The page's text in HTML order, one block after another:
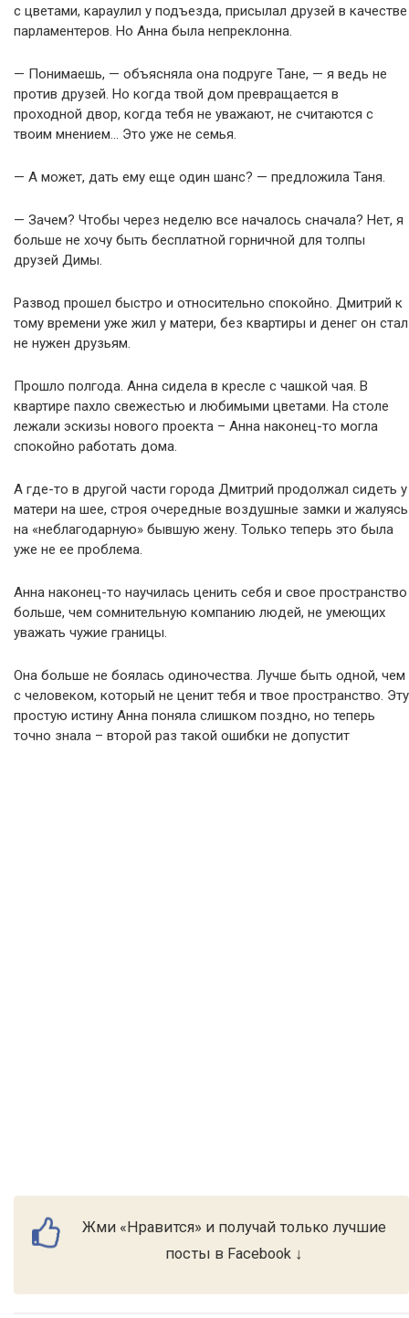
с цветами, караулил у подъезда, присылал друзей в качестве
парламентеров. Но Анна была непреклонна.
— Понимаешь, — объясняла она подруге Тане, — я ведь не
против друзей. Но когда твой дом превращается в
проходной двор, когда тебя не уважают, не считаются с
твоим мнением… Это уже не семья.
— А может, дать ему еще один шанс? — предложила Таня.
— Зачем? Чтобы через неделю все началось сначала? Нет, я
больше не хочу быть бесплатной горничной для толпы
друзей Димы.
Развод прошел быстро и относительно спокойно. Дмитрий к
тому времени уже жил у матери, без квартиры и денег он стал
не нужен друзьям.
Прошло полгода. Анна сидела в кресле с чашкой чая. В
квартире пахло свежестью и любимыми цветами. На столе
лежали эскизы нового проекта – Анна наконец-то могла
спокойно работать дома.
А где-то в другой части города Дмитрий продолжал сидеть у
матери на шее, строя очередные воздушные замки и жалуясь
на «неблагодарную» бывшую жену. Только теперь это была
уже не ее проблема.
Анна наконец-то научилась ценить себя и свое пространство
больше, чем сомнительную компанию людей, не умеющих
уважать чужие границы.
Она больше не боялась одиночества. Лучше быть одной, чем
с человеком, который не ценит тебя и твое пространство. Эту
простую истину Анна поняла слишком поздно, но теперь
точно знала – второй раз такой ошибки не допустит
Жми «Нравится» и получай только лучшие
посты в Facebook ↓